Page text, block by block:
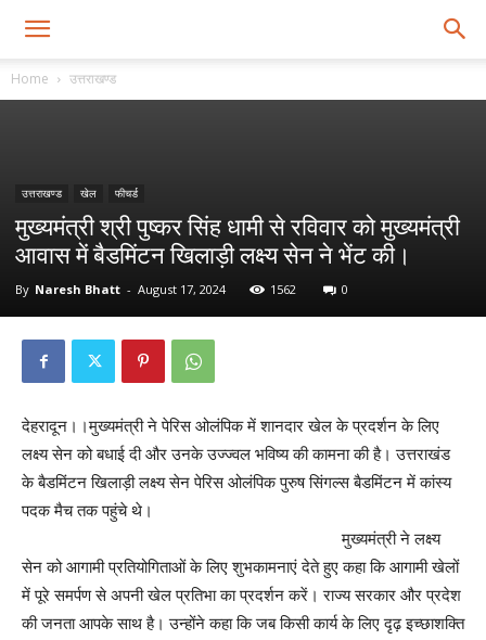
Home उत्तराखण्ड
उत्तराखण्ड खेल फीचर्ड
मुख्यमंत्री श्री पुष्कर सिंह धामी से रविवार को मुख्यमंत्री
आवास में बैडमिंटन खिलाड़ी लक्ष्य सेन ने भेंट की।
By Naresh Bhatt - August 17, 2024 1562 0
देहरादून।।मुख्यमंत्री ने पेरिस ओलंपिक में शानदार खेल के प्रदर्शन के लिए
लक्ष्य सेन को बधाई दी और उनके उज्ज्वल भविष्य की कामना की है। उत्तराखंड
के बैडमिंटन खिलाड़ी लक्ष्य सेन पेरिस ओलंपिक पुरुष सिंगल्स बैडमिंटन में कांस्य
पदक मैच तक पहुंचे थे।
मुख्यमंत्री ने लक्ष्य
सेन को आगामी प्रतियोगिताओं के लिए शुभकामनाएं देते हुए कहा कि आगामी खेलों
में पूरे समर्पण से अपनी खेल प्रतिभा का प्रदर्शन करें। राज्य सरकार और प्रदेश
की जनता आपके साथ है। उन्होंने कहा कि जब किसी कार्य के लिए दृढ़ इच्छाशक्ति